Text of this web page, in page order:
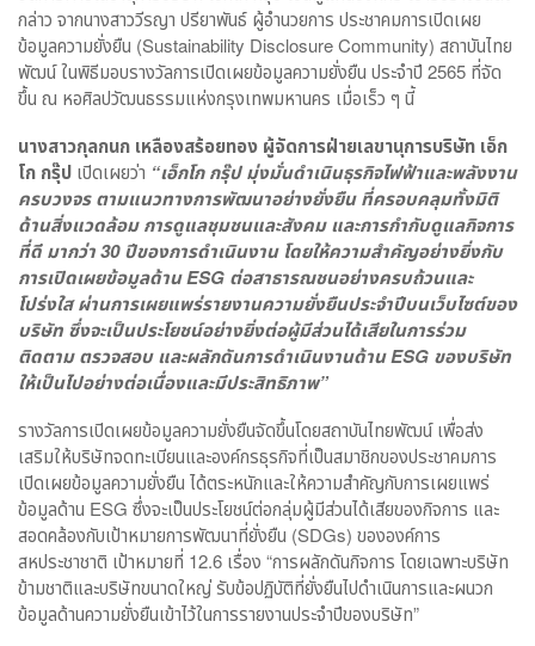
กล่าว จากนางสาววีรญา ปรียาพันธ์ ผู้อำนวยการ ประชาคมการเปิดเผย
ข้อมูลความยั่งยืน (Sustainability Disclosure Community) สถาบันไทย
พัฒน์ ในพิธีมอบรางวัลการเปิดเผยข้อมูลความยั่งยืน ประจำปี 2565 ที่จัด
ขึ้น ณ หอศิลปวัฒนธรรมแห่งกรุงเทพมหานคร เมื่อเร็ว ๆ นี้
นางสาวกุลกนก เหลืองสร้อยทอง ผู้จัดการฝ่ายเลขานุการบริษัท เอ็ก
โก กรุ๊ป เปิดเผยว่า “เอ็กโก กรุ๊ป มุ่งมั่นดำเนินธุรกิจไฟฟ้าและพลังงาน
ครบวงจร ตามแนวทางการพัฒนาอย่างยั่งยืน ที่ครอบคลุมทั้งมิติ
ด้านสิ่งแวดล้อม การดูแลชุมชนและสังคม และการกำกับดูแลกิจการ
ที่ดี มากว่า 30 ปีของการดำเนินงาน โดยให้ความสำคัญอย่างยิ่งกับ
การเปิดเผยข้อมูลด้าน ESG ต่อสาธารณชนอย่างครบถ้วนและ
โปร่งใส ผ่านการเผยแพร่รายงานความยั่งยืนประจำปีบนเว็บไซต์ของ
บริษัท ซึ่งจะเป็นประโยชน์อย่างยิ่งต่อผู้มีส่วนได้เสียในการร่วม
ติดตาม ตรวจสอบ และผลักดันการดำเนินงานด้าน ESG ของบริษัท
ให้เป็นไปอย่างต่อเนื่องและมีประสิทธิภาพ”
รางวัลการเปิดเผยข้อมูลความยั่งยืนจัดขึ้นโดยสถาบันไทยพัฒน์ เพื่อส่ง
เสริมให้บริษัทจดทะเบียนและองค์กรธุรกิจที่เป็นสมาชิกของประชาคมการ
เปิดเผยข้อมูลความยั่งยืน ได้ตระหนักและให้ความสำคัญกับการเผยแพร่
ข้อมูลด้าน ESG ซึ่งจะเป็นประโยชน์ต่อกลุ่มผู้มีส่วนได้เสียของกิจการ และ
สอดคล้องกับเป้าหมายการพัฒนาที่ยั่งยืน (SDGs) ขององค์การ
สหประชาชาติ เป้าหมายที่ 12.6 เรื่อง “การผลักดันกิจการ โดยเฉพาะบริษัท
ข้ามชาติและบริษัทขนาดใหญ่ รับข้อปฏิบัติที่ยั่งยืนไปดำเนินการและผนวก
ข้อมูลด้านความยั่งยืนเข้าไว้ในการรายงานประจำปีของบริษัท”